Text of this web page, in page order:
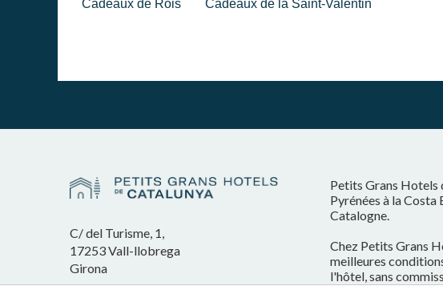
Cadeaux de Rois Cadeaux de la Saint-Valentin
C/ del Turisme, 1,
17253 Vall-llobrega
Girona
Petits Grans Hotels
Pyrénées à la
Catalogne.
Chez Petits Grans
meilleures
l'hôtel, sans